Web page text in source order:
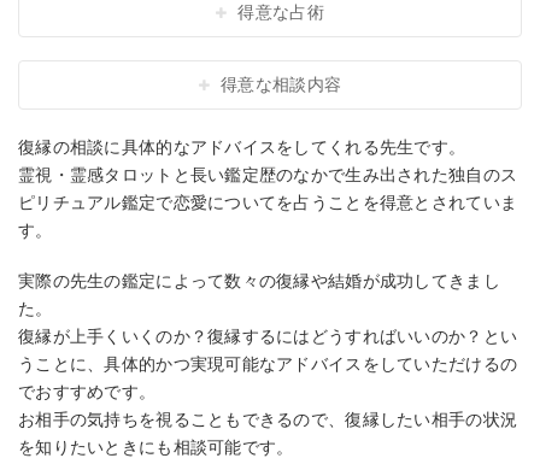
得意な占術
得意な相談内容
復縁の相談に具体的なアドバイスをしてくれる先生です。
霊視・霊感タロットと長い鑑定歴のなかで生み出された独自のス
ピリチュアル鑑定で恋愛についてを占うことを得意とされていま
す。
実際の先生の鑑定によって数々の復縁や結婚が成功してきまし
た。
復縁が上手くいくのか？復縁するにはどうすればいいのか？とい
うことに、具体的かつ実現可能なアドバイスをしていただけるの
でおすすめです。
お相手の気持ちを視ることもできるので、復縁したい相手の状況
を知りたいときにも相談可能です。